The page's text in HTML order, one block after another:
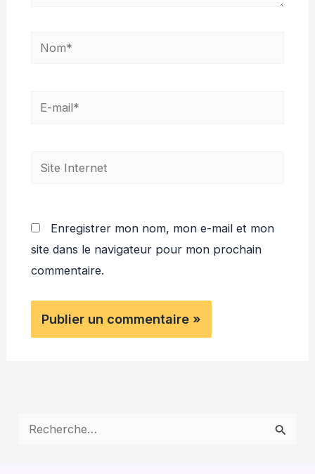
Nom*
E-
Site
Enregistrer mon nom, mon e-mail et mon
site dans le navigateur pour mon prochain
commentaire.